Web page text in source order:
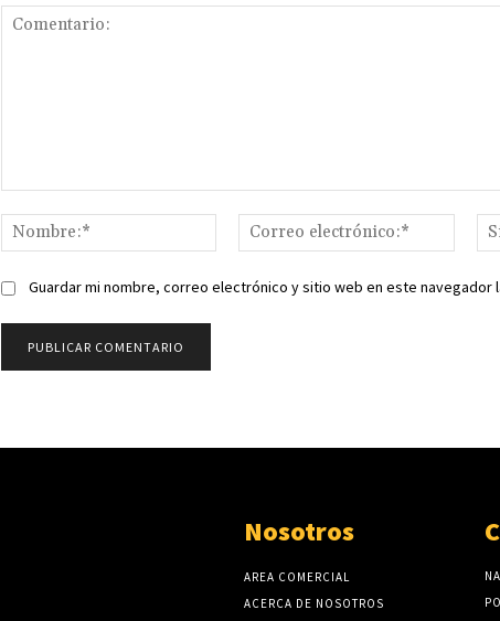
Nombre:*
Guardar mi nombre, correo electrónico y sitio web en este navegador
Nosotros
AREA COMERCIAL
ACERCA DE NOSOTROS